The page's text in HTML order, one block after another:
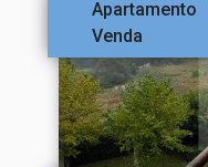
Apartamento
Venda